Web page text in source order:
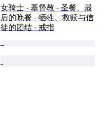
女骑士 - 基督教 - 圣餐、最
后的晚餐 - 牺牲、救赎与信
徒的团结 - 戒指